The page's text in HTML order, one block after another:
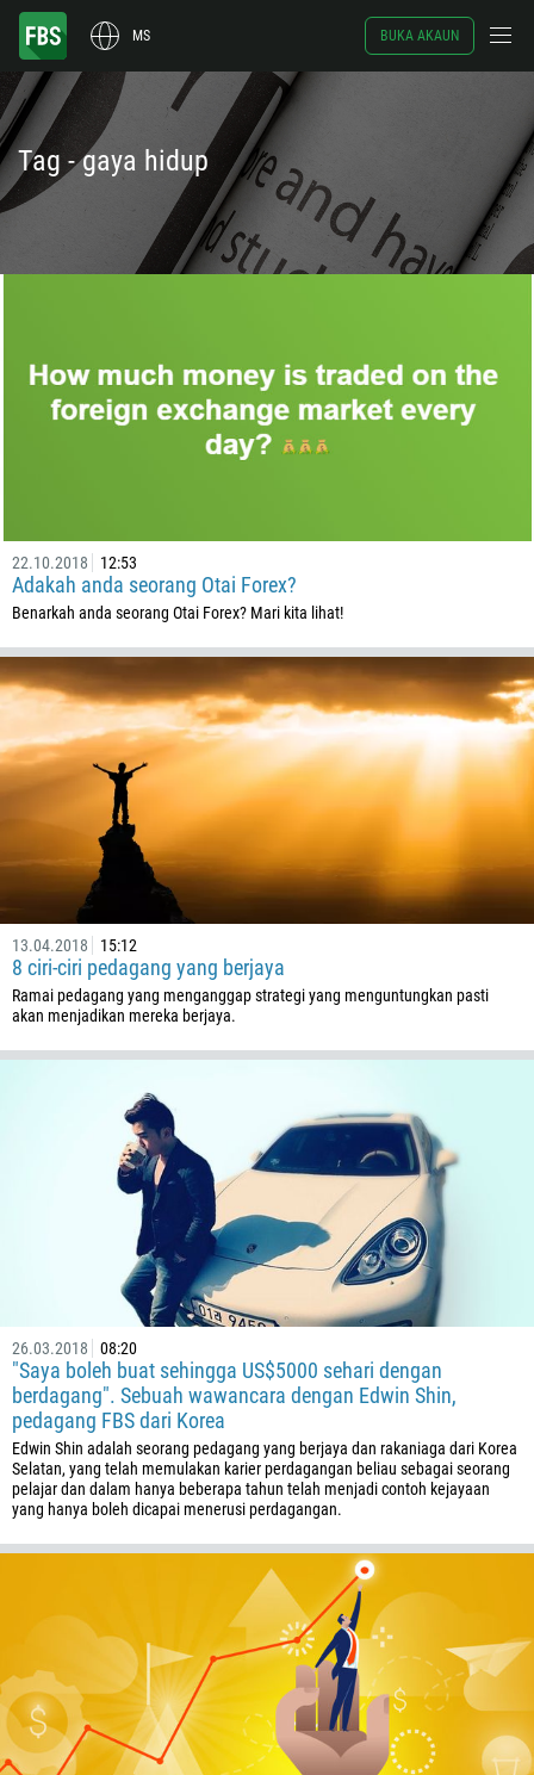
MS BUKA AKAUN
Tag - gaya hidup
22.10.2018 12:53
Adakah anda seorang Otai Forex?
Benarkah anda seorang Otai Forex? Mari kita lihat!
13.04.2018 15:12
8 ciri-ciri pedagang yang berjaya
Ramai pedagang yang menganggap strategi yang menguntungkan pasti
akan menjadikan mereka berjaya.
26.03.2018 08:20
"Saya boleh buat sehingga US$5000 sehari dengan
berdagang". Sebuah wawancara dengan Edwin Shin,
pedagang FBS dari Korea
Edwin Shin adalah seorang pedagang yang berjaya dan rakaniaga dari Korea
Selatan, yang telah memulakan karier perdagangan beliau sebagai seorang
pelajar dan dalam hanya beberapa tahun telah menjadi contoh kejayaan
yang hanya boleh dicapai menerusi perdagangan.
Callback
Nombor telefon
1
213
1684
376
244
23:00
Masukkan emel anda
Masukkan komen anda, jika perlu